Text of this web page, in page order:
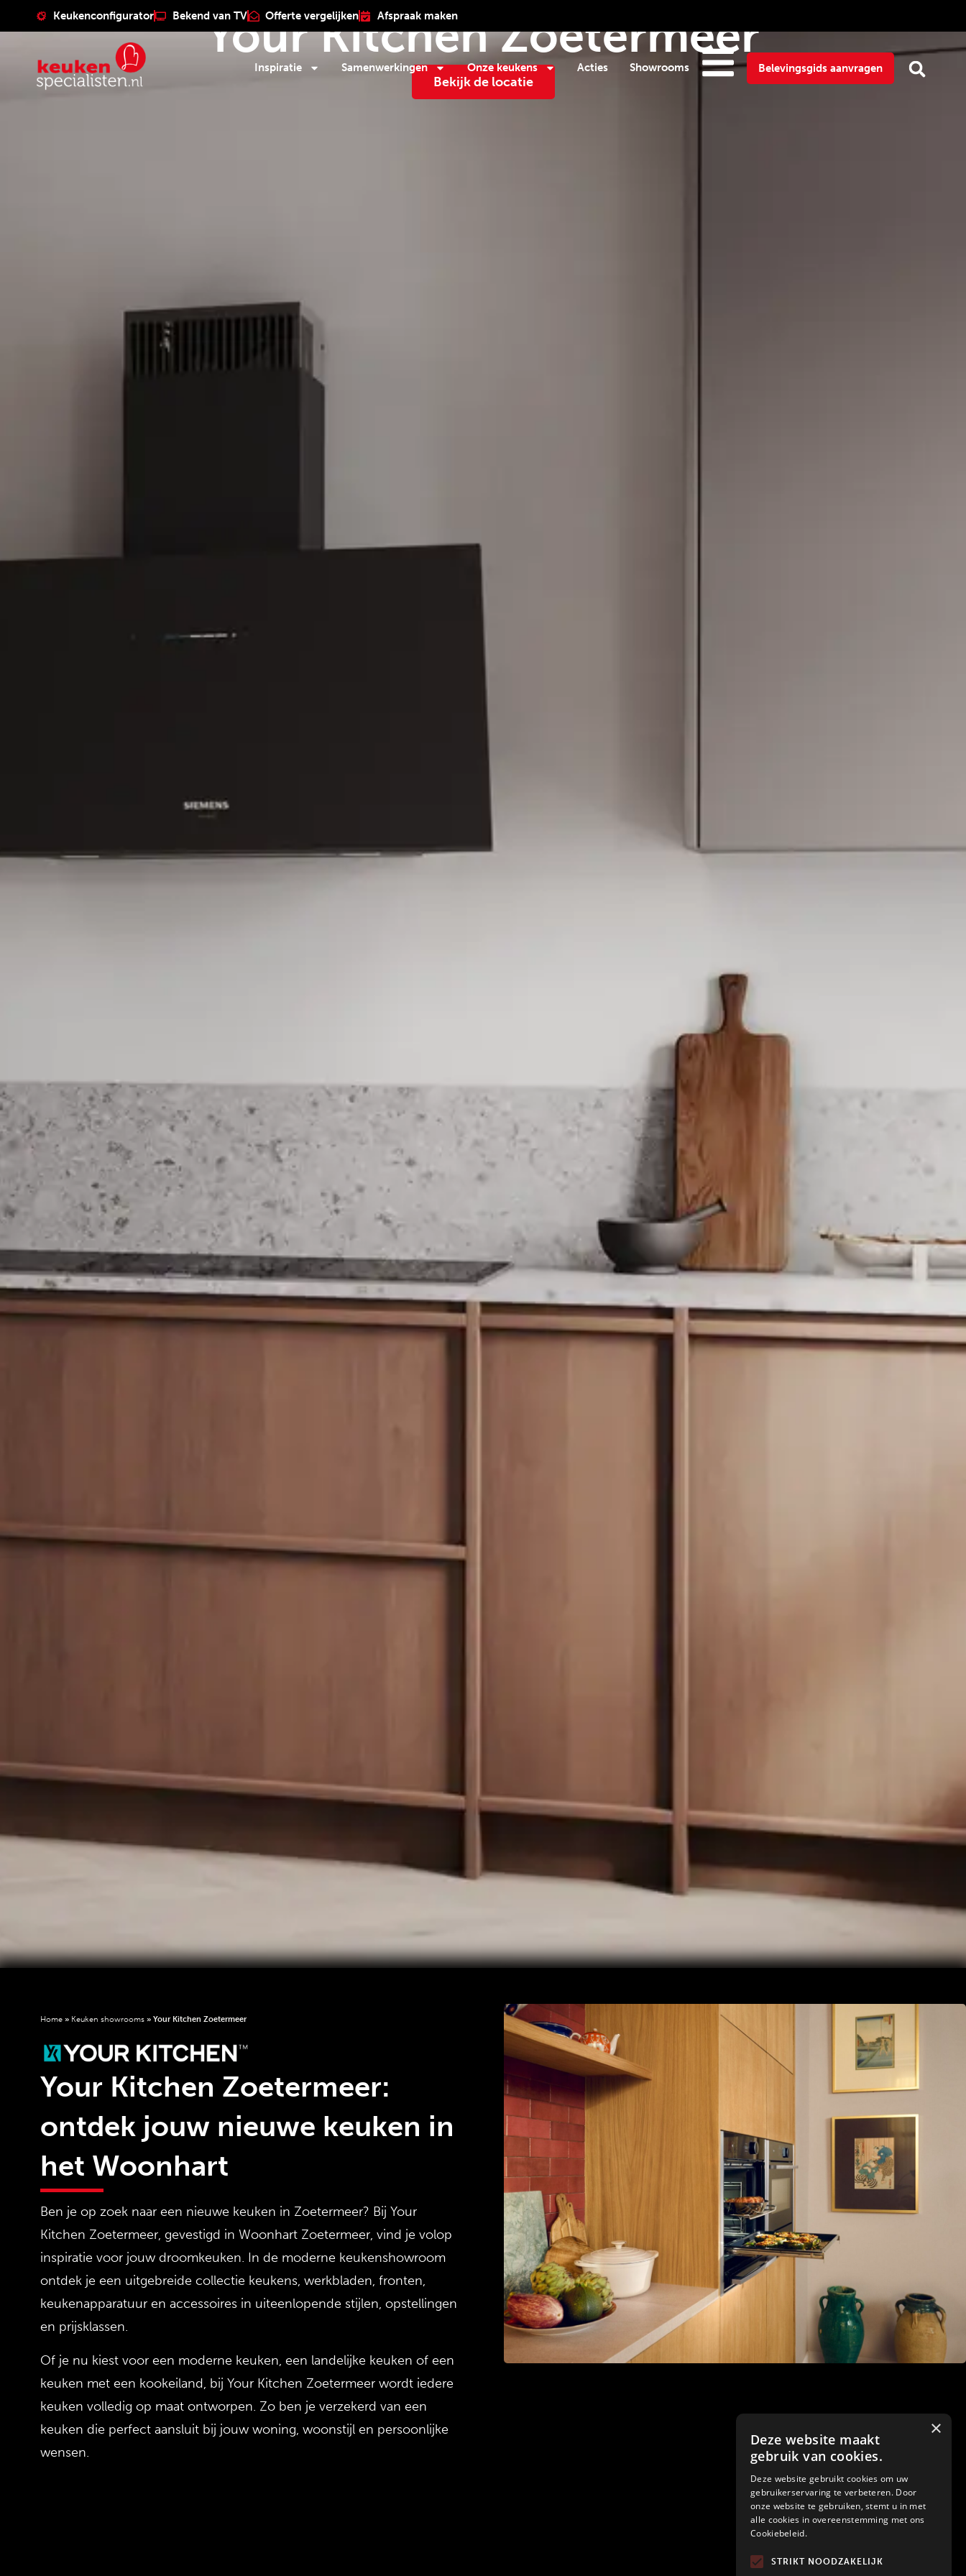
Keukenconfigurator Bekend van TV Offerte vergelijken Afspraak maken
Inspiratie Samenwerkingen Onze keukens Acties Showrooms Belevingsgids aanvragen
Your Kitchen Zoetermeer
Bekijk de locatie
Home » Keuken showrooms » Your Kitchen Zoetermeer
Your Kitchen Zoetermeer:
ontdek jouw nieuwe keuken in
het Woonhart
Ben je op zoek naar een nieuwe keuken in Zoetermeer? Bij Your
Kitchen Zoetermeer, gevestigd in Woonhart Zoetermeer, vind je volop
inspiratie voor jouw droomkeuken. In de moderne keukenshowroom
ontdek je een uitgebreide collectie keukens, werkbladen, fronten,
keukenapparatuur en accessoires in uiteenlopende stijlen, opstellingen
en prijsklassen.
Of je nu kiest voor een moderne keuken, een landelijke keuken of een
keuken met een kookeiland, bij Your Kitchen Zoetermeer wordt iedere
keuken volledig op maat ontworpen. Zo ben je verzekerd van een
keuken die perfect aansluit bij jouw woning, woonstijl en persoonlijke
wensen.
×
Deze website maakt
gebruik van cookies.
Deze website gebruikt cookies om uw
gebruikerservaring te verbeteren. Door
onze website te gebruiken, stemt u in met
alle cookies in overeenstemming met ons
Cookiebeleid.
STRIKT NOODZAKELIJK